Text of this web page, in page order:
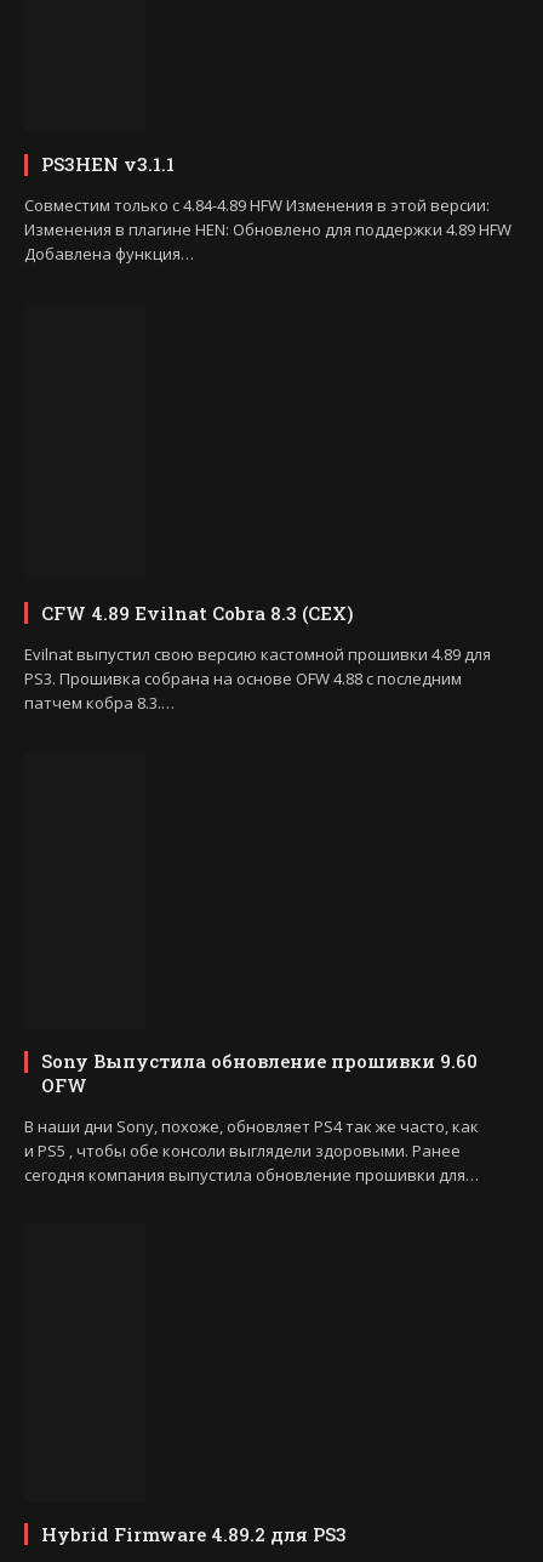
PS3HEN v3.1.1
Совместим только с 4.84-4.89 HFW Изменения в этой версии:
Изменения в плагине HEN: Обновлено для поддержки 4.89 HFW
Добавлена функция…
CFW 4.89 Evilnat Cobra 8.3 (CEX)
Evilnat выпустил свою версию кастомной прошивки 4.89 для
PS3. Прошивка собрана на основе OFW 4.88 с последним
патчем кобра 8.3.…
Sony Выпустила обновление прошивки 9.60
OFW
В наши дни Sony, похоже, обновляет PS4 так же часто, как
и PS5 , чтобы обе консоли выглядели здоровыми. Ранее
сегодня компания выпустила обновление прошивки для…
Hybrid Firmware 4.89.2 для PS3